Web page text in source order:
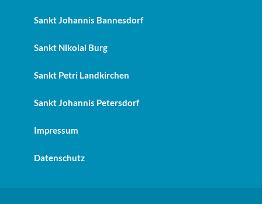
Sankt Johannis Bannesdorf
Sankt Nikolai Burg
Sankt Petri Landkirchen
Sankt Johannis Petersdorf
Impressum
Datenschutz